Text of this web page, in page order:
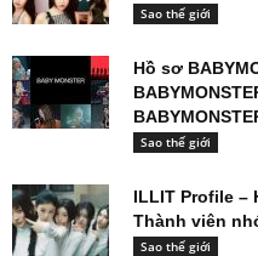
Sao thế giới
Hồ sơ
Sao thế giới
ILLIT Profile –
Thành viên
Sao thế giới